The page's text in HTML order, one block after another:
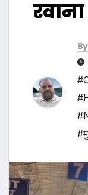
रवाना
By